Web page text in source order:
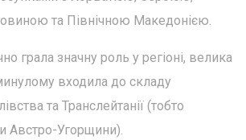
та Північною Македонією.
грала значну роль у регіоні, велика
входила до складу
та Транслейтанії (тобто
Австро-Угорщини).